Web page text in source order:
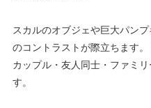
スカルのオブジェや巨大パン
のコントラストが際立ちます
カップル・友人同士・ファミ
す。